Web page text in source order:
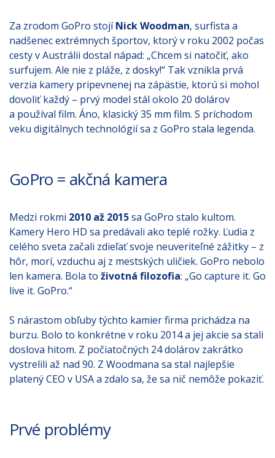
Za zrodom GoPro stojíNick Woodman, surfista a
nadšenec extrémnych športov, ktorý v roku 2002 počas
cesty v Austrálii dostal nápad: „Chcem si natočiť, ako
surfujem. Ale nie z pláže, z dosky!“ Tak vznikla prvá
verzia kamery pripevnenej na zápästie, ktorú si mohol
dovoliť každý – prvý model stál okolo 20 dolárov
a používal film. Áno, klasický 35 mm film. S príchodom
veku digitálnych technológií sa z GoPro stala legenda.
GoPro = akčná kamera
Medzi rokmi 2010 až 2015sa GoPro stalo kultom.
Kamery Hero HD sa predávali ako teplé rožky. Ľudia z
celého sveta začali zdieľať svoje neuveriteľné zážitky – z
hôr, morí, vzduchu aj z mestských uličiek. GoPro nebolo
len kamera. Bola to životná filozofia: „Go capture it. Go
live it. GoPro.“
S nárastom obľuby týchto kamier firma prichádza na
burzu. Bolo to konkrétne v roku 2014 a jej akcie sa stali
doslova hitom. Z počiatočných 24 dolárov zakrátko
vystrelili až nad 90. Z Woodmana sa stal najlepšie
platený CEO v USA a zdalo sa, že sa nič nemôže pokaziť.
Prvé problémy